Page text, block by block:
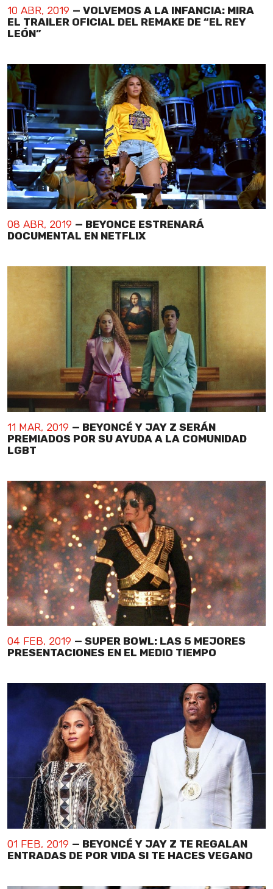
10 ABR, 2019 — VOLVEMOS A LA INFANCIA: MIRA
EL TRAILER OFICIAL DEL REMAKE DE “EL REY
LEÓN”
08 ABR, 2019 — BEYONCE ESTRENARÁ
DOCUMENTAL EN NETFLIX
11 MAR, 2019 — BEYONCÉ Y JAY Z SERÁN
PREMIADOS POR SU AYUDA A LA COMUNIDAD
LGBT
04 FEB, 2019 — SUPER BOWL: LAS 5 MEJORES
PRESENTACIONES EN EL MEDIO TIEMPO
01 FEB, 2019 — BEYONCÉ Y JAY Z TE REGALAN
ENTRADAS DE POR VIDA SI TE HACES VEGANO